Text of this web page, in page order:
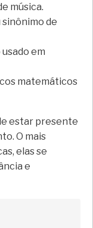
música.
sinônimo de
em
matemáticos
estar presente
O mais
elas se
e